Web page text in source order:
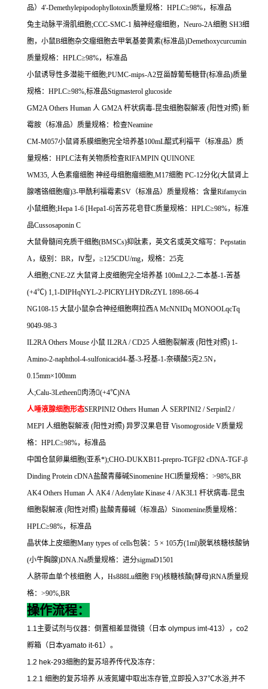
品） 4'-Demethylepipodophyllotoxin质量规格： HPLC≥98%，标准品
兔主动脉平滑肌细胞;CCC-SMC-1 脑神经瘤细胞， Neuro-2A细胞 SH3细
胞，小鼠B细胞杂交瘤细胞去甲氧基姜黄素(标准品)Demethoxycurcumin
质量规格： HPLC≥98%，标准品
小鼠诱导性多潜能干细胞;PUMC-mips-A2豆甾醇葡萄糖苷(标准品)质量
规格： HPLC≥98%,标准品Stigmasterol glucoside
GM2A Others Human 人 GM2A杆状病毒-昆虫细胞裂解液 (阳性对照) 新
霉胺（标准品）质量规格：检查Neamine
CM-M057小鼠肾系膜细胞完全培养基100mL醌式利福平（标准品）质
量规格： HPLC法有关物质检查RIFAMPIN QUINONE
WM35, 人色素瘤细胞 神经母细胞瘤细胞,M17细胞 PC-12分化(大鼠肾上
腺嗜铬细胞瘤)3-甲酰利福霉素SV （标准品）质量规格：含量Rifamycin
小鼠细胞;Hepa 1-6 [Hepa1-6]苦苏花皂苷C质量规格： HPLC≥98%，标准
品Cussosaponin C
大鼠骨髓间充质干细胞(BMSCs)抑肽素，英文名或英文缩写： Pepstatin
A，级别： BR，Ⅳ型，≥125CDU/mg，规格： 25克
人细胞;CNE-2Z 大鼠肾上皮细胞完全培养基 100mL2,2-二本基-1-苦基
(+4℃) 1,1-DIPHqNYL-2-PICRYLHYDRcZYL 1898-66-4
NG108-15 大鼠小鼠杂合神经细胞啊拉西A McNNIDq MONOOLqcTq
9049-98-3
IL2RA Others Mouse 小鼠 IL2RA / CD25 人细胞裂解液 (阳性对照) 1-
Amino-2-naphthol-4-sulfonicacid4-基-3-羟基-1-奈磺酸5克2.5N，
0.15mm×100mm
人;Calu-3Letheen 肉汤(+4℃)NA
人唾液腺细胞形态SERPINI2 Others Human 人 SERPINI2 / SerpinI2 /
MEPI 人细胞裂解液 (阳性对照) 异罗汉果皂苷 Visomogroside V质量规
格： HPLC≥98%，标准品
中国仓鼠卵巢细胞(亚系*);CHO-DUKXB11-prepro-TGFβ2 cDNA-TGF-β
Dinding Protein cDNA盐酸青藤碱Sinomenine HCl质量规格： >98%,BR
AK4 Others Human 人 AK4 / Adenylate Kinase 4 / AK3L1 杆状病毒-昆虫
细胞裂解液 (阳性对照) 盐酸青藤碱（标准品） Sinomenine质量规格：
HPLC≥98%，标准品
晶状体上皮细胞Many types of cells包装： 5 × 105方(1ml)脱氧核糖核酸钠
(小牛胸腺)DNA.Na质量规格：进分sigmaD1501
人脐带血单个核细胞 人， Hs888Lu细胞 F9()核糖核酸(酵母)RNA质量规
格： >90%,BR
操作流程：
1.1主要试剂与仪器：倒置相差显微镜（日本 olympus imt-413）， co2
孵箱（日本yamato it-61）。
1.2 hek-293细胞的复苏培养传代及冻存：
1.2.1 细胞的复苏培养 从液氮罐中取出冻存管,立即投入37℃水浴,并不